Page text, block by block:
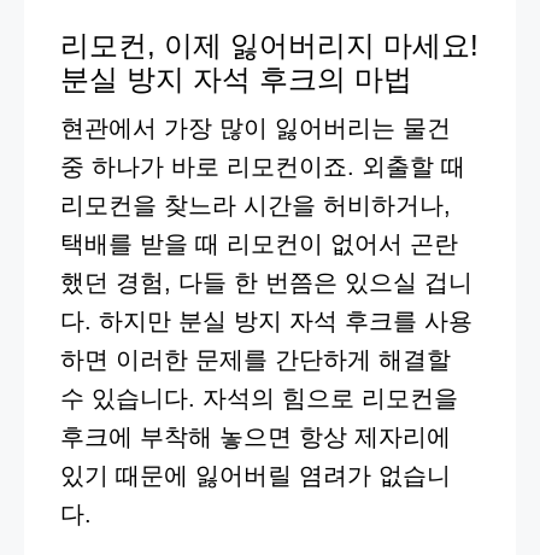
리모컨, 이제 잃어버리지 마세요!
분실 방지 자석 후크의 마법
현관에서 가장 많이 잃어버리는 물건
중 하나가 바로 리모컨이죠. 외출할 때
리모컨을 찾느라 시간을 허비하거나,
택배를 받을 때 리모컨이 없어서 곤란
했던 경험, 다들 한 번쯤은 있으실 겁니
다. 하지만 분실 방지 자석 후크를 사용
하면 이러한 문제를 간단하게 해결할
수 있습니다. 자석의 힘으로 리모컨을
후크에 부착해 놓으면 항상 제자리에
있기 때문에 잃어버릴 염려가 없습니
다.